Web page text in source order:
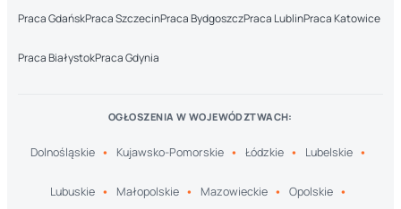
Praca GdańskPraca SzczecinPraca BydgoszczPraca LublinPraca Katowice
Praca BiałystokPraca Gdynia
OGŁOSZENIA W WOJEWÓDZTWACH:
Dolnośląskie Kujawsko-Pomorskie Łódzkie Lubelskie
Lubuskie Małopolskie Mazowieckie Opolskie